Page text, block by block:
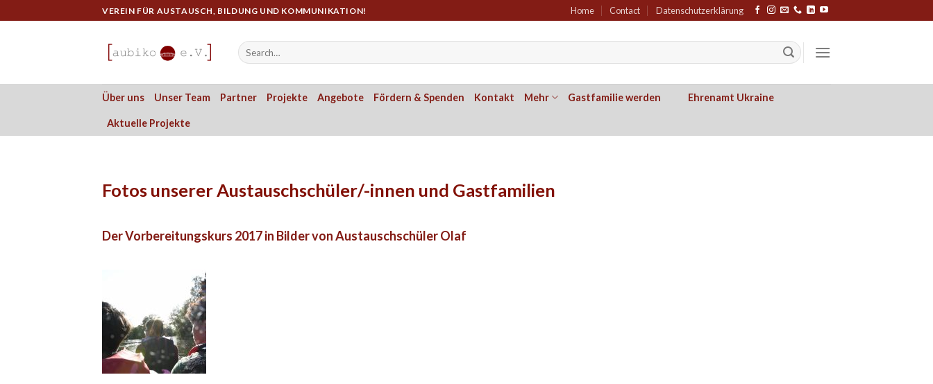
to
VEREIN FÜR AUSTAUSCH, BILDUNG UND KOMMUNIKATION! Home Contact Datenschutzerklärung
Über uns Unser Team Partner Projekte Angebote Fördern & Spenden Kontakt Mehr Gastfamilie werden Ehrenamt Ukraine
Aktuelle Projekte
Fotos unserer Austauschschüler/-innen und Gastfamilien
Der Vorbereitungskurs 2017 in Bilder von Austauschschüler Olaf